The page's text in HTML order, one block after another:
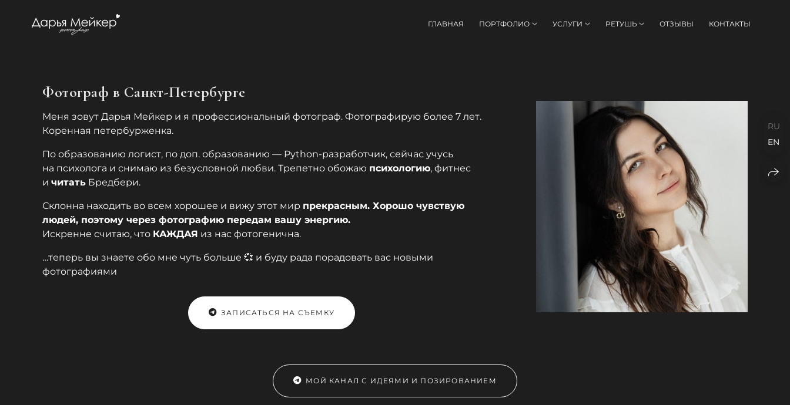
ГЛАВНАЯ ПОРТФОЛИО УСЛУГИ РЕТУШЬ ОТЗЫВЫ КОНТАКТЫ
Фотограф в Санкт-Петербурге
Меня зовут Дарья Мейкер и я профессиональный фотограф. Фотографирую более 7 лет.
Коренная петербурженка.
По образованию логист, по доп. образованию — Python-разработчик, сейчас учусь
на психолога и снимаю из безусловной любви. Трепетно обожаю психологию, фитнес
и читать Бредбери.
Склонна находить во всем хорошее и вижу этот мир прекрасным. Хорошо чувствую
людей, поэтому через фотографию передам вашу энергию.
Искренне считаю, что КАЖДАЯ из нас фотогенична.
…теперь вы знаете обо мне чуть больше 💞 и буду рада порадовать вас новыми
фотографиями
ЗАПИСАТЬСЯ НА СЪЕМКУ
МОЙ КАНАЛ С ИДЕЯМИ И ПОЗИРОВАНИЕМ
RU
EN